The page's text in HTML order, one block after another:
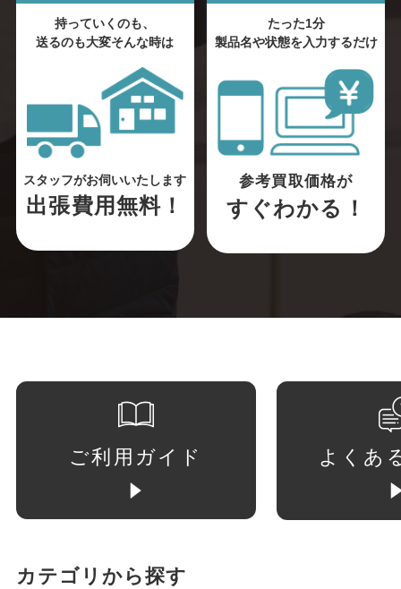
持っていくのも、
送るのも大変そんな時は
スタッフがお伺いいたします
出張費用無料！
たった1分
製品名や状態を入力するだけ
参考買取価格が
すぐわかる！
ご利用ガイド よくあ
カテゴリから探す